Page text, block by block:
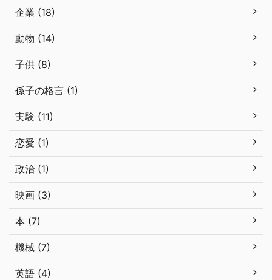
企業 (18)
動物 (14)
子供 (8)
孫子の格言 (1)
実験 (11)
恋愛 (1)
政治 (1)
映画 (3)
本 (7)
機械 (7)
英語 (4)